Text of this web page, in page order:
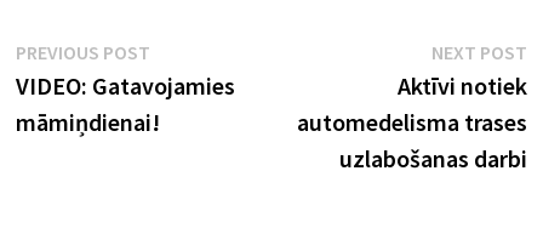
Ziņu
izvēlne
PREVIOUS POST
post:
VIDEO: Gatavojamies
māmiņdienai!
NEXT POST
Aktīvi notiek
automedelisma trases
uzlabošanas darbi